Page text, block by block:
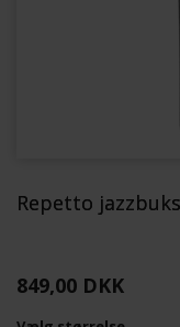
Repetto
849,00 DKK